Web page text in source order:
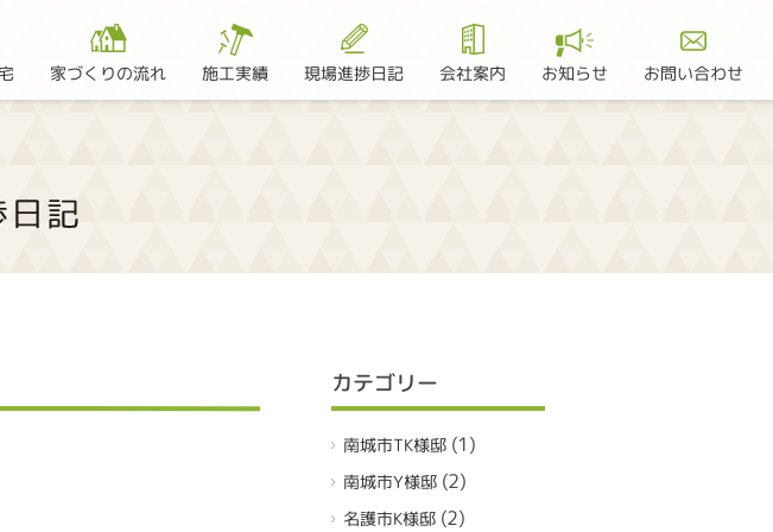
家づくりの流れ 施工実績 現場進捗日記 会社案内 お知らせ お問い合わせ
カテゴリー
南城市TK様邸(1)
南城市Y様邸(2)
名護市K様邸(2)